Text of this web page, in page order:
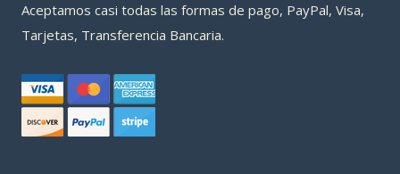
Aceptamos casi todas las formas de pago, PayPal, Visa,
Tarjetas, Transferencia Bancaria.